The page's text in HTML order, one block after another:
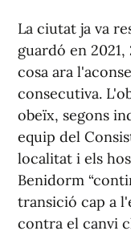
La ciutat ja va
guardó en
cosa ara
consecutiva.
obeïx, segons
equip del
localitat i els
Benidorm
transició cap a
contra el canvi